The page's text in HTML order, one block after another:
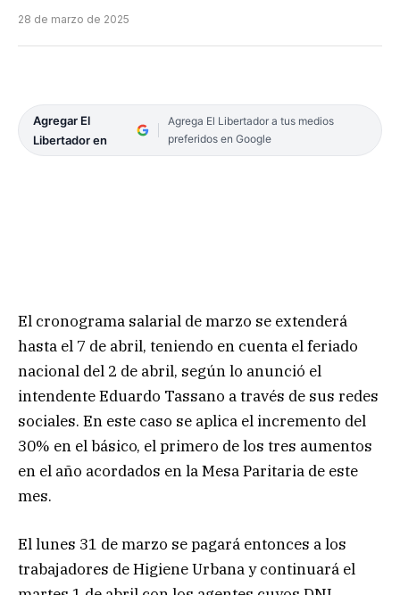
28 de marzo de 2025
Agregar El
Libertador en
Agrega El Libertador a tus medios
preferidos en Google
El cronograma salarial de marzo se extenderá
hasta el 7 de abril, teniendo en cuenta el feriado
nacional del 2 de abril, según lo anunció el
intendente Eduardo Tassano a través de sus redes
sociales. En este caso se aplica el incremento del
30% en el básico, el primero de los tres aumentos
en el año acordados en la Mesa Paritaria de este
mes.
El lunes 31 de marzo se pagará entonces a los
trabajadores de Higiene Urbana y continuará el